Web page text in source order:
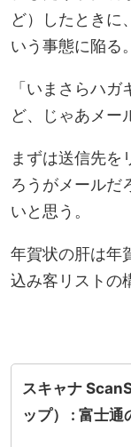
ど）したときに
いう事態に陥る。
「いまさらハ
ど、じゃあメー
まずは送信先を
ろうがメールだ
いと思う。
年賀状の肝は年
込み客リストの
スキャナ
ップ） : 富士通